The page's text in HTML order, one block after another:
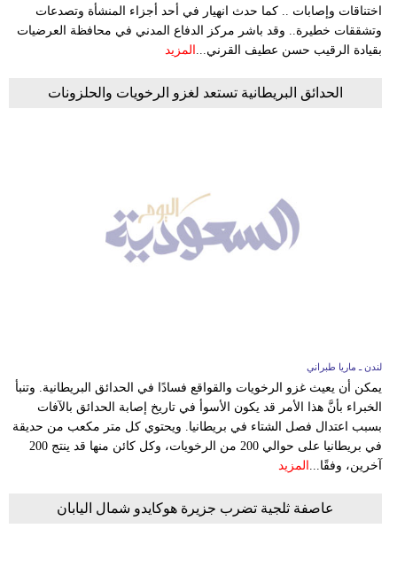
تعليم
اختناقات وإصابات .. كما حدث انهيار في أحد أجزاء المنشأة وتصدعات
وتشققات خطيرة.. وقد باشر مركز الدفاع المدني في محافظة العرضيات
بقيادة الرقيب حسن عطيف القرني... المزيد
الحدائق البريطانية تستعد لغزو الرخويات والحلزونات
لندن ـ ماريا طبراني
يمكن أن يعيث غزو الرخويات والقواقع فسادًا في الحدائق البريطانية. وتنبأ
الخبراء بأنَّ هذا الأمر قد يكون الأسوأ في تاريخ إصابة الحدائق بالآفات
بسبب اعتدال فصل الشتاء في بريطانيا. ويحتوي كل متر مكعب من حديقة
في بريطانيا على حوالي 200 من الرخويات، وكل كائن منها قد ينتج 200
آخرين، وفقًا... المزيد
عاصفة ثلجية تضرب جزيرة هوكايدو شمال اليابان